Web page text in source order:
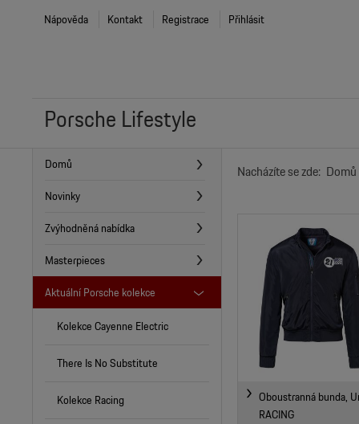
Nápověda Kontakt Registrace Přihlásit
Porsche Lifestyle
Nacházíte se zde: Domů
Oboustranná bunda,
RACING
Domů
Novinky
Zvýhodněná nabídka
Masterpieces
Aktuální Porsche kolekce
Kolekce Cayenne Electric
There Is No Substitute
Kolekce Racing